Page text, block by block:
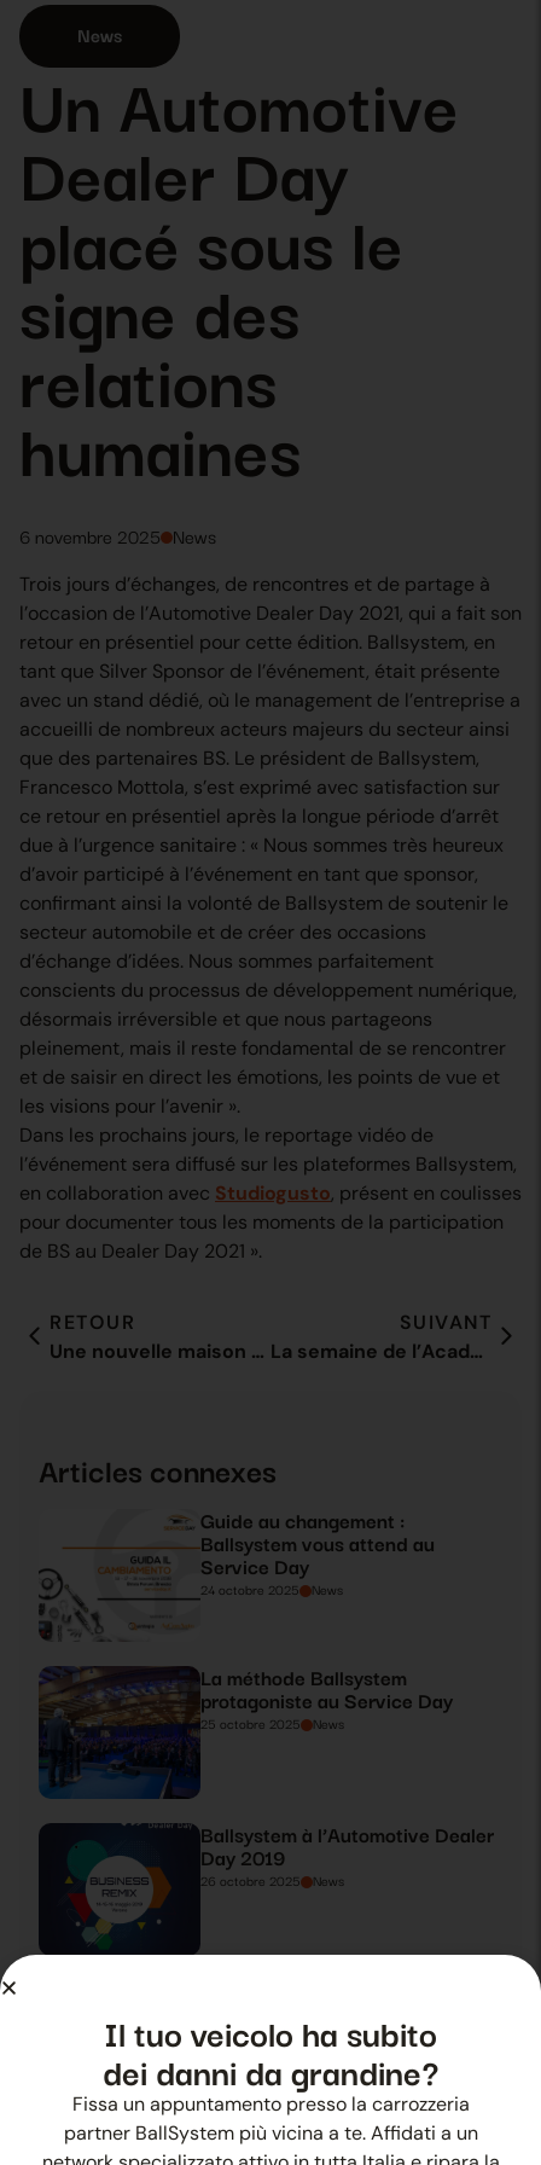
News
Un Automotive
Dealer Day
placé sous le
signe des
relations
humaines
6 novembre 2025 News
Trois jours d’échanges, de rencontres et de partage à
l’occasion de l’Automotive Dealer Day 2021, qui a fait son
retour en présentiel pour cette édition. Ballsystem, en
tant que Silver Sponsor de l’événement, était présente
avec un stand dédié, où le management de l’entreprise a
accueilli de nombreux acteurs majeurs du secteur ainsi
que des partenaires BS. Le président de Ballsystem,
Francesco Mottola, s’est exprimé avec satisfaction sur
ce retour en présentiel après la longue période d’arrêt
due à l’urgence sanitaire : « Nous sommes très heureux
d’avoir participé à l’événement en tant que sponsor,
confirmant ainsi la volonté de Ballsystem de soutenir le
secteur automobile et de créer des occasions
d’échange d’idées. Nous sommes parfaitement
conscients du processus de développement numérique,
désormais irréversible et que nous partageons
pleinement, mais il reste fondamental de se rencontrer
et de saisir en direct les émotions, les points de vue et
les visions pour l’avenir ».
Dans les prochains jours, le reportage vidéo de
l’événement sera diffusé sur les plateformes Ballsystem,
en collaboration avec Studiogusto, présent en coulisses
pour documenter tous les moments de la participation
de BS au Dealer Day 2021 ».
RETOUR
Une nouvelle maison en ligne pour nos clients : naissance de ballsystem.it
SUIVANT
La semaine de l’Académie BS s’achève
Articles connexes
Guide au changement :
Ballsystem vous attend au
Service Day
24 octobre 2025 News
La méthode Ballsystem
protagoniste au Service Day
25 octobre 2025 News
Ballsystem à l’Automotive Dealer
Day 2019
26 octobre 2025 News
27 octobre 2025 News
Grêle estivale ? Ballsystem est là
Il tuo veicolo ha subito
dei danni da grandine?
Fissa un appuntamento presso la carrozzeria
partner BallSystem più vicina a te. Affidati a un